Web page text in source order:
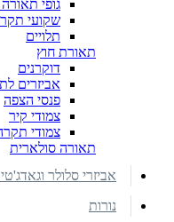
גופי
שקועי
תלויים
תאורת חוץ
דוקרנים
אביזרים
פנסי הצפה
צמודי קיר
צמודי
תאורה סולארית
אביזרי סלולר
נורות